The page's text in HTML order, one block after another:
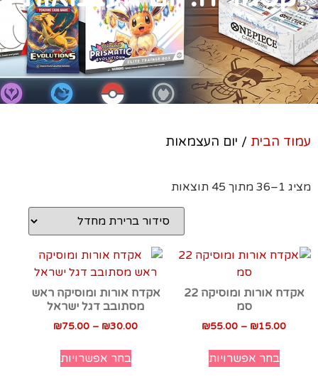
עמוד הבית / יום העצמאות
מציג 1–36 מתוך 45 תוצאות
אקדח אורות ומוסיקה 22
סמ
₪15.00
–
₪55.00
בחר אפשרויות
אקדח אורות ומוסיקה ראש
מסתובב דגל ישראל
₪30.00
–
₪75.00
בחר אפשרויות